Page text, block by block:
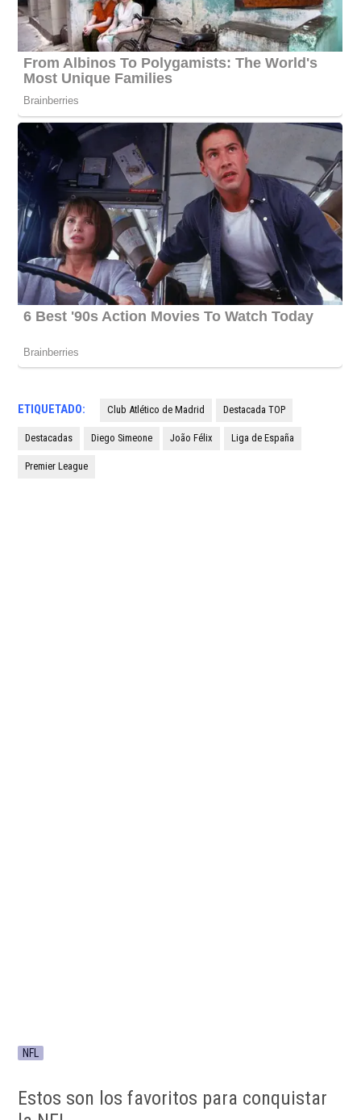
ETIQUETADO: Club Atlético de Madrid Destacada TOP
Destacadas Diego Simeone João Félix Liga de España
Premier League
NFL
Estos son los favoritos para conquistar